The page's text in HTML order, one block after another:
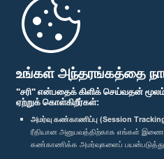
உங்கள் அந்தரங்கத்தை
"சரி" என்பதைக் கிளிக் செய்வதன்
ஏற்றுக் கொள்கிறீர்கள்:
அமர்வு கண்காணிப்பு (Session
ரீதியான அனுபவத்திற்காக எங்கள்
கண்காணிக்க அமர்வுகளைப்
பாராளுமன்ற கையடக்க செயலி
எம்மை பின்தொடர்க :